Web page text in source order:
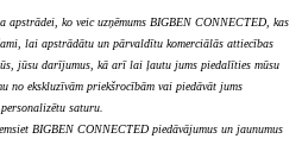
ko veic uzņēmums BIGBEN CONNECTED, kas
lai apstrādātu un pārvaldītu komerciālās attiecības
jūsu darījumus, kā arī lai ļautu jums piedalīties mūsu
ekskluzīvām priekšrocībām vai piedāvāt jums
saturu.
BIGBEN CONNECTED piedāvājumus un jaunumus